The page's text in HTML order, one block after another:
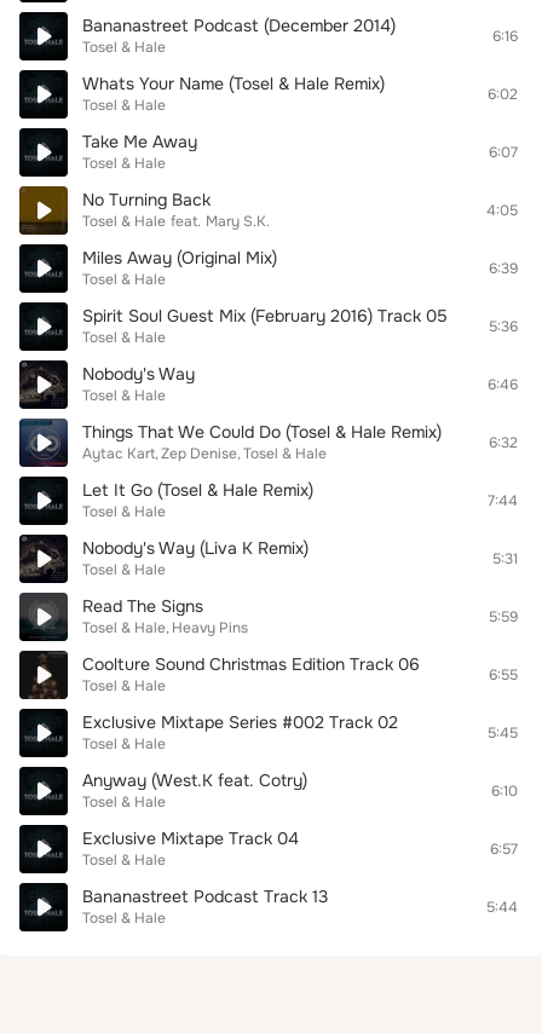
Bananastreet Podcast (December 2014)
Tosel & Hale
6:16
Whats Your Name (Tosel & Hale Remix)
Tosel & Hale
6:02
Take Me Away
Tosel & Hale
6:07
No Turning Back
Tosel & Hale feat. Mary S.K.
4:05
Miles Away (Original Mix)
Tosel & Hale
6:39
Spirit Soul Guest Mix (February 2016) Track 05
Tosel & Hale
5:36
Nobody's Way
Tosel & Hale
6:46
Things That We Could Do (Tosel & Hale Remix)
Aytac Kart Zep Denise Tosel & Hale
6:32
Let It Go (Tosel & Hale Remix)
Tosel & Hale
7:44
Nobody's Way (Liva K Remix)
Tosel & Hale
5:31
Read The Signs
Tosel & Hale Heavy Pins
5:59
Coolture Sound Christmas Edition Track 06
Tosel & Hale
6:55
Exclusive Mixtape Series #002 Track 02
Tosel & Hale
5:45
Anyway (West.K feat. Cotry)
Tosel & Hale
6:10
Exclusive Mixtape Track 04
Tosel & Hale
6:57
Bananastreet Podcast Track 13
Tosel & Hale
5:44